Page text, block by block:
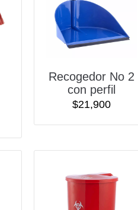
Recogedor No 2
con perfil
$21,900